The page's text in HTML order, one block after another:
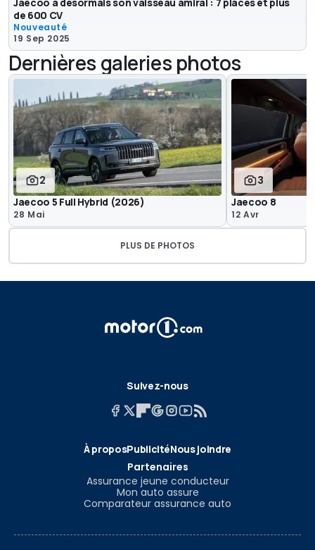
de 600 CV
Nouveauté
19 Sep 2025
Dernières galeries photos
2
Jaecoo 5 Full Hybrid (2026)
28 Mai
3
Jaecoo 8
12 Avr
PLUS DE PHOTOS
Suivez-nous
À proposPublicitéNous joindre
Partenaires
Assurance jeune conducteur
Mon auto assure
Comparateur assurance auto